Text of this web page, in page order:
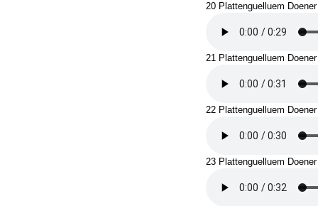
20 Plattenguelluem
21 Plattenguelluem
22 Plattenguelluem
23 Plattenguelluem